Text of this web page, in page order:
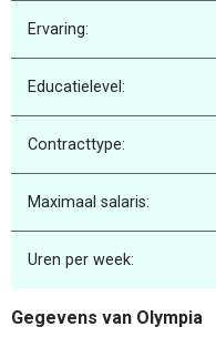
Ervaring:
Educatielevel:
Contracttype:
Maximaal salaris:
Uren per week:
Gegevens van Olympia